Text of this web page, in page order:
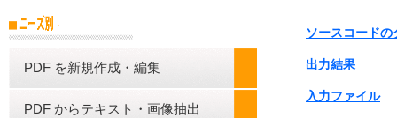
PDF を新規作成・編集
PDF からテキスト・画像抽出
ソースコードの
出力結果
入力ファイル